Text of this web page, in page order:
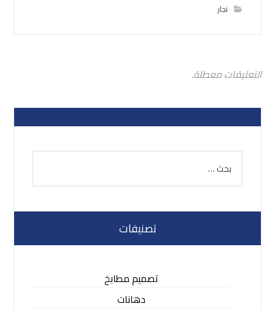
نجار
التعليقات معطلة.
تصنيفات
تصميم مطابخ
دهانات